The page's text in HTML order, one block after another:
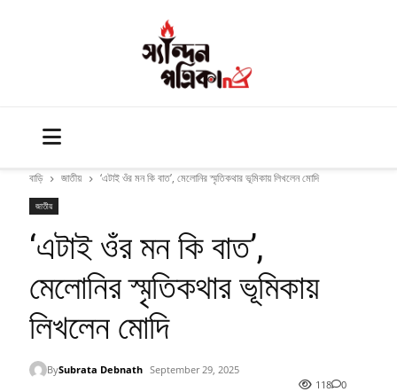
বাড়ি জাতীয় ‘এটাই ওঁর মন কি বাত’, মেলোনির স্মৃতিকথার ভূমিকায় লিখলেন মোদি
জাতীয়
‘এটাই ওঁর মন কি বাত’,
মেলোনির স্মৃতিকথার ভূমিকায়
লিখলেন মোদি
BySubrata Debnath September 29, 2025
118
0